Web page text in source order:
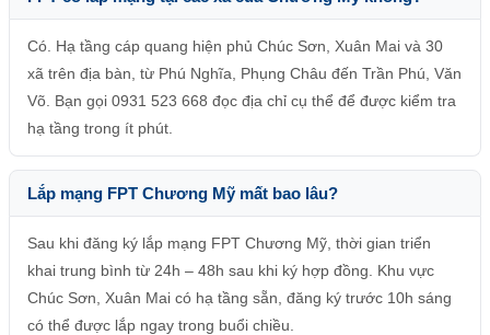
Có. Hạ tầng cáp quang hiện phủ Chúc Sơn, Xuân Mai và 30
xã trên địa bàn, từ Phú Nghĩa, Phụng Châu đến Trần Phú, Văn
Võ. Bạn gọi 0931 523 668 đọc địa chỉ cụ thể để được kiểm tra
hạ tầng trong ít phút.
Lắp mạng FPT Chương Mỹ mất bao lâu?
Sau khi đăng ký lắp mạng FPT Chương Mỹ, thời gian triển
khai trung bình từ 24h – 48h sau khi ký hợp đồng. Khu vực
Chúc Sơn, Xuân Mai có hạ tầng sẵn, đăng ký trước 10h sáng
có thể được lắp ngay trong buổi chiều.